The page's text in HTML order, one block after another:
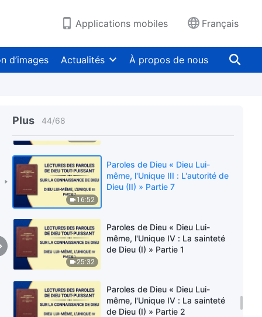
Applications mobiles Français
d’images Actualités À propos de nous
Plus 44/68
21:38
Dieu (II) » Partie 5
26:42
16:52
Paroles de Dieu « Dieu Lui-
même, l'Unique III : L'autorité de
Dieu (II) » Partie 7
25:32
Paroles de Dieu « Dieu Lui-
même, l'Unique IV : La sainteté
de Dieu (I) » Partie 1
Paroles de Dieu « Dieu Lui-
même, l'Unique IV : La sainteté
de Dieu (I) » Partie 2